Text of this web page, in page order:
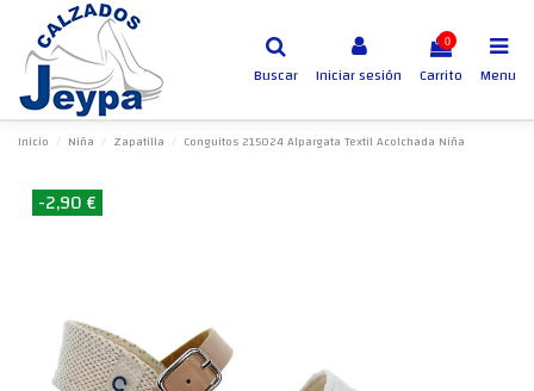
Buscar Iniciar sesión
0
Carrito Menu
Inicio Niña Zapatilla Conguitos 215024 Alpargata Textil Acolchada Niña
-2,90 €